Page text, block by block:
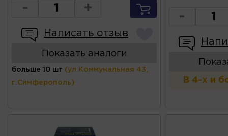
- +
Написать отзыв
Показать аналоги
больше 10 шт (ул.Коммунальная 43,
г.Симферополь)
-
В 4-х и